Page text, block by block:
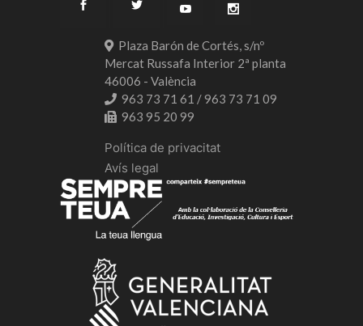
Plaza Barón de Cortés, s/nº
Mercat Russafa Interior 2ª planta
46006 - València
963 73 71 61 / 963 73 71 09
963 95 20 99
Política de privacitat
Avís legal